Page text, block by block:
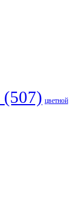
(507) цветной